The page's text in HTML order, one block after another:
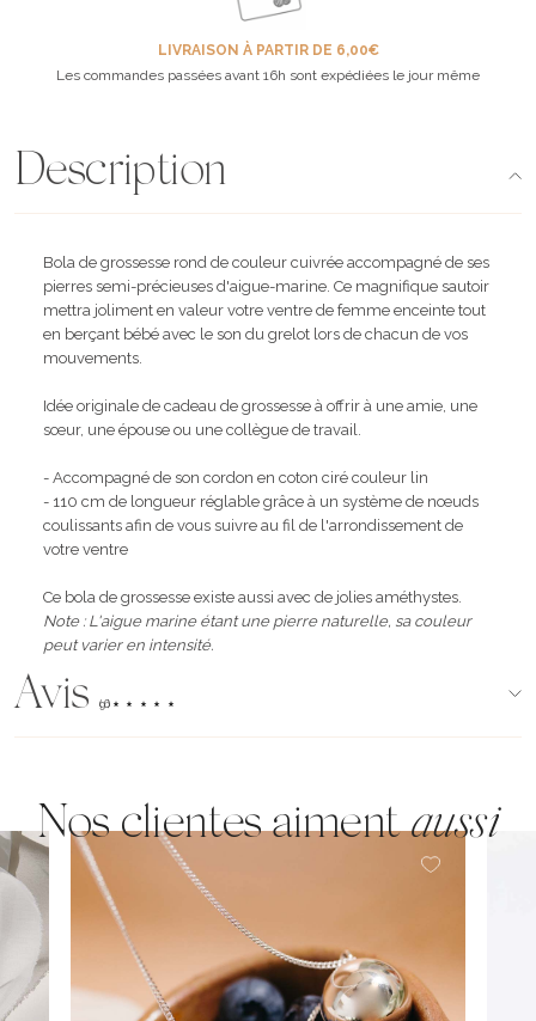
LIVRAISON À PARTIR DE 6,00€
Les commandes passées avant 16h sont expédiées le jour même
Description
Bola de grossesse rond de couleur cuivrée accompagné de ses
pierres semi-précieuses d'aigue-marine. Ce magnifique sautoir
mettra joliment en valeur votre ventre de femme enceinte tout
en berçant bébé avec le son du grelot lors de chacun de vos
mouvements.
Idée originale de cadeau de grossesse à offrir à une amie, une
sœur, une épouse ou une collègue de travail.
- Accompagné de son cordon en coton ciré couleur lin
- 110 cm de longueur réglable grâce à un système de nœuds
coulissants afin de vous suivre au fil de l'arrondissement de
votre ventre
Ce bola de grossesse existe aussi avec de jolies améthystes.
Note : L'aigue marine étant une pierre naturelle, sa couleur
peut varier en intensité.
Avis (96)
Nos clientes aimentaussi